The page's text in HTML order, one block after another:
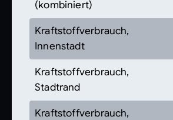
(kombiniert)
Kraftstoffverbrauch,
Innenstadt
Kraftstoffverbrauch,
Stadtrand
Kraftstoffverbrauch,